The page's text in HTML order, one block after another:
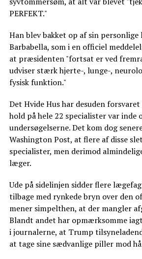
PERFEKT."
Han blev bakket op af sin personlige
Barbabella, som i en officiel
at præsidenten "fortsat er ved
udviser stærk hjerte-, lunge-,
fysisk funktion."
Det Hvide Hus har desuden
hold på hele 22 specialister var inde
undersøgelserne. Det kom dog
Washington Post, at flere af disse
specialister, men derimod
læger.
Ude på sidelinjen sidder flere
tilbage med rynkede bryn over den
mener simpelthen, at der mangler
Blandt andet har opmærksomme
i journalerne, at Trump
at tage sine sædvanlige piller mod